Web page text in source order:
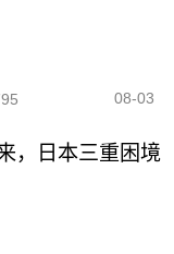
08-03
，日本三重困境